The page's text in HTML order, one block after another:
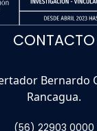
CONTACTO
Bernardo
Rancagua.
(56) 22903 0000